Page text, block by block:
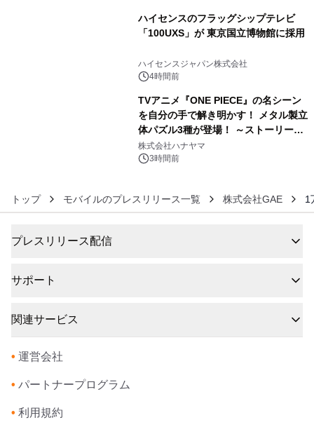
ハイセンスのフラッグシップテレビ
「100UXS」が 東京国立博物館に採用
ハイセンスジャパン株式会社
4時間前
TVアニメ『ONE PIECE』の名シーン
を自分の手で解き明かす！ メタル製立
体パズル3種が登場！ ～ストーリーと
ギミックが融合した 大人の体験型パズ
ルが8月7日(金)12時より先行予約受付
株式会社ハナヤマ
3時間前
トップ モバイルのプレスリリース一覧 株式会社GAE 1
プレスリリース配信
サポート
関連サービス
• 運営会社
• パートナープログラム
• 利用規約